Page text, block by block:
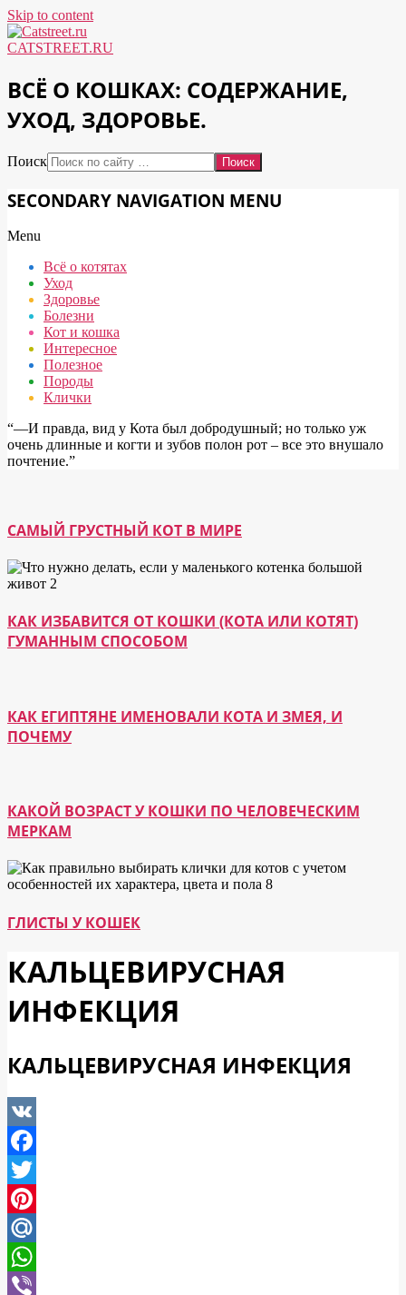
Skip to content
CATSTREET.RU
ВСЁ О КОШКАХ: СОДЕРЖАНИЕ,
УХОД, ЗДОРОВЬЕ.
Поиск
SECONDARY NAVIGATION MENU
Menu
Всё о котятах
Уход
Здоровье
Болезни
Кот и кошка
Интересное
Полезное
Породы
Клички
“―И правда, вид у Кота был добродушный; но только уж
очень длинные и когти и зубов полон рот – все это внушало
почтение.”
САМЫЙ ГРУСТНЫЙ КОТ В МИРЕ
КАК ИЗБАВИТСЯ ОТ КОШКИ (КОТА ИЛИ КОТЯТ)
ГУМАННЫМ СПОСОБОМ
КАК ЕГИПТЯНЕ ИМЕНОВАЛИ КОТА И ЗМЕЯ, И
ПОЧЕМУ
КАКОЙ ВОЗРАСТ У КОШКИ ПО ЧЕЛОВЕЧЕСКИМ
МЕРКАМ
ГЛИСТЫ У КОШЕК
КАЛЬЦЕВИРУСНАЯ
ИНФЕКЦИЯ
КАЛЬЦЕВИРУСНАЯ ИНФЕКЦИЯ
VK
Facebook
Twitter
Pinterest
Mail.Ru
WhatsApp